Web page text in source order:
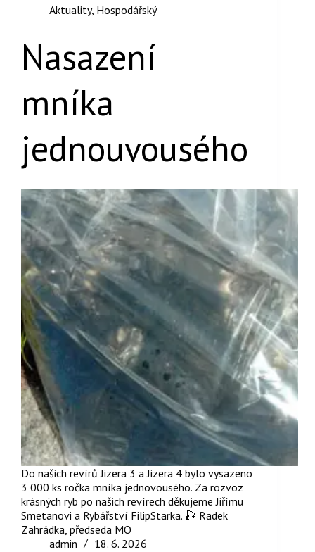
Aktuality, Hospodářský
Nasazení
mníka
jednouvousého
Do našich revírů Jizera 3 a Jizera 4 bylo vysazeno
3 000 ks ročka mníka jednovousého. Za rozvoz
krásných ryb po našich revírech děkujeme Jiřímu
Smetanovi a Rybářství FilipStarka. 🎣 Radek
Zahrádka, předseda MO
admin
18. 6. 2026